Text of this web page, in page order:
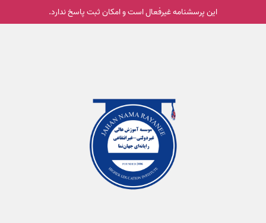
این پرسشنامه غیر‌فعال است و امکان ثبت پاسخ ندارد.